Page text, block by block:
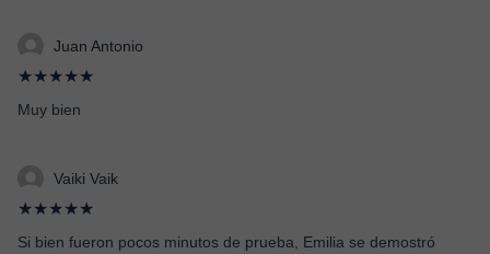
Juan Antonio
★★★★★
Muy bien
Vaiki Vaik
★★★★★
Si bien fueron pocos minutos de prueba, Emilia se demostró